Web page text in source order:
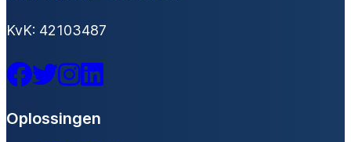
KvK: 42103487
Facebook
Twitter
Instagram
LinkedIn
Oplossingen